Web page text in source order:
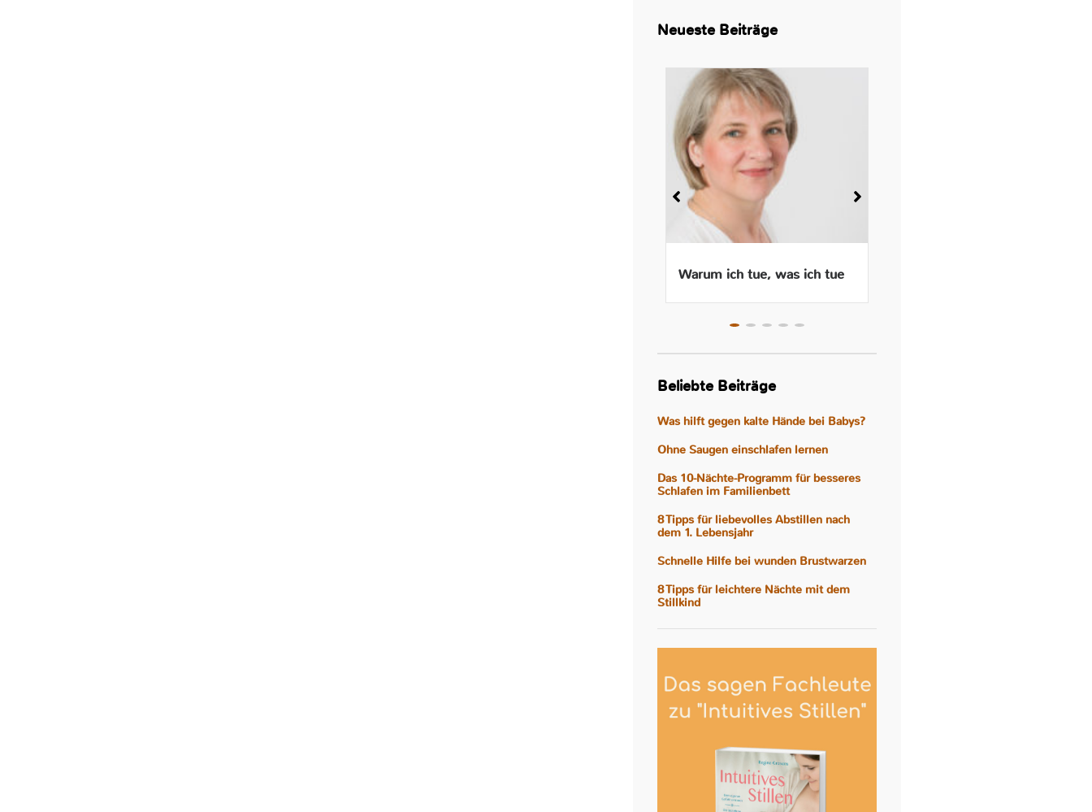
Neueste Beiträge
Warum ich tue, was ich tue
Beliebte Beiträge
Was hilft gegen kalte Hände bei Babys?
Ohne Saugen einschlafen lernen
Das 10-Nächte-Programm für besseres
Schlafen im Familienbett
8 Tipps für liebevolles Abstillen nach
dem 1. Lebensjahr
Schnelle Hilfe bei wunden Brustwarzen
8 Tipps für leichtere Nächte mit dem
Stillkind